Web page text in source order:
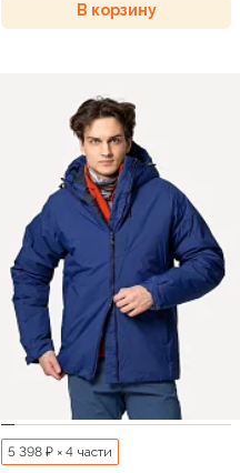
В корзину
5 398 ₽ × 4 части